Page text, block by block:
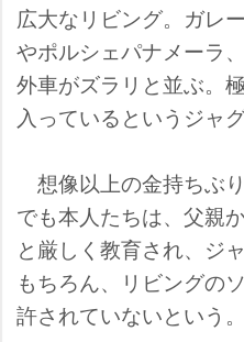
広大なリビング。ガレ
ポルシェパナメーラ、
外車がズラリと並ぶ。
入っているというジャ
想像以上の金持ちぶ
でも本人たちは、父親
と厳しく教育され、ジ
もちろん、リビングの
許されていないという。